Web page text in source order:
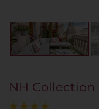
NH Collection